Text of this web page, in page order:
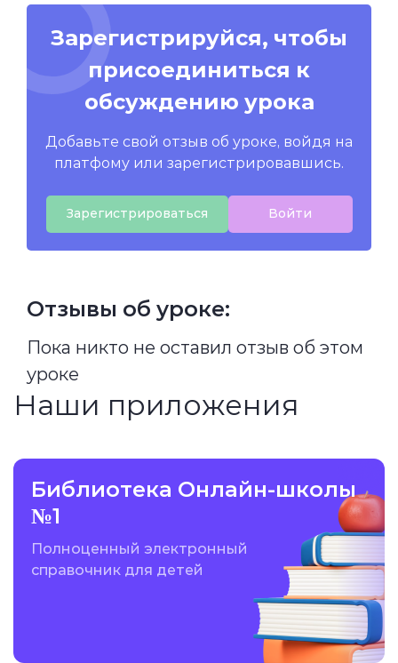
Зарегистрируйся, чтобы
присоединиться к
обсуждению урока
Добавьте свой отзыв об уроке, войдя на
платфому или зарегистрировавшись.
Зарегистрироваться Войти
Отзывы об уроке:
Пока никто не оставил отзыв об этом
уроке
Наши приложения
Библиотека Онлайн-школы
№1
Полноценный электронный
справочник для детей